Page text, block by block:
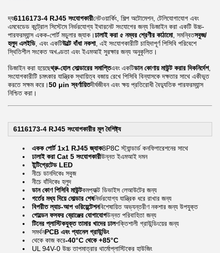
দ্য6116173-4 RJ45 সংযোগকারীনেটওয়ার্কিং, শিল্প অটোমেশন, টেলিযোগাযোগ এবং
এমবেডেড কন্ট্রোল সিস্টেমে নির্ভরযোগ্য ইথারনেট সংযোগের জন্য ডিজাইন করা একটি উচ্চ-
পারফরম্যান্স একক-পোর্ট মডুলার জ্যাক।ঢালাই করা ৫ নম্বর শ্রেণীর কাঠামো, সমন্বিতসবুজ/
হলুদ এলইডি, এবং একটিউল্টে বাঁধা নকশা, এই সংযোগকারীটি চাহিদাপূর্ণ পিসিবি পরিবেশে
স্থিতিশীল সংকেত অখণ্ডতা এবং ইএমআই সুরক্ষার জন্য অনুকূলিত।
ডিজাইন করা হয়েছেথ্রু-হোল সোল্ডারের সমাপ্তিএবং একটিডান কোণায় মাউন্ট করার দিকনির্দেশ,
সংযোগকারীটি চমৎকার যান্ত্রিক স্থায়িত্ব বজায় রেখে পিসিবি বিন্যাসকে দক্ষতার সাথে একীভূত
করতে সক্ষম করে।50 μin স্বর্ণায়িতদীর্ঘজীবন এবং ক্ষয় প্রতিরোধী বৈদ্যুতিক পারফরম্যান্স
নিশ্চিত করা।
6116173-4 RJ45 সংযোগকারীর মূল বৈশিষ্ট্য
একক পোর্ট 1x1 RJ45 জ্যাক8P8C স্ট্যান্ডার্ড কনফিগারেশনের সাথে
ঢালাই করা Cat 5 সংযোগকারীউন্নত ইএমআই দমন
ইন্টিগ্রেটেড LED
নীচে ডানদিকেঃ সবুজ
নীচে বাঁদিকেঃ হলুদ
ডান কোণ পিসিবি মাউন্টকমপ্যাক্ট ডিভাইস লেআউটের জন্য
গর্তের মধ্য দিয়ে সোল্ডার শেষনির্ভরযোগ্য যান্ত্রিক ধরে রাখার জন্য
বিপরীত ল্যাচ-আপ ওরিয়েন্টেশনবিশেষায়িত অভ্যন্তরীণ নকশার জন্য উপযুক্ত
গোল্ডেন ফসফর ব্রোঞ্জের যোগাযোগউন্নত পরিবাহিতা জন্য
টিনের প্লাস্টিকযুক্ত তামার খাদের ঢালশক্তিশালী গ্রাউন্ডিংয়ের জন্য
সমর্থনPCB এবং প্যানেল গ্রাউন্ডিং
থেকে কাজ করে-40°C থেকে +85°C
UL 94V-0 উচ্চ তাপমাত্রার থার্মোপ্লাস্টিকের হাউজিং